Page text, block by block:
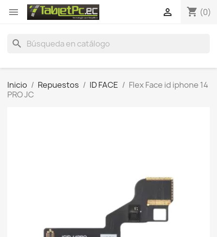
 shopping_cart (0)

search
Inicio Repuestos ID FACE
Flex Face id iphone 14
PRO JC